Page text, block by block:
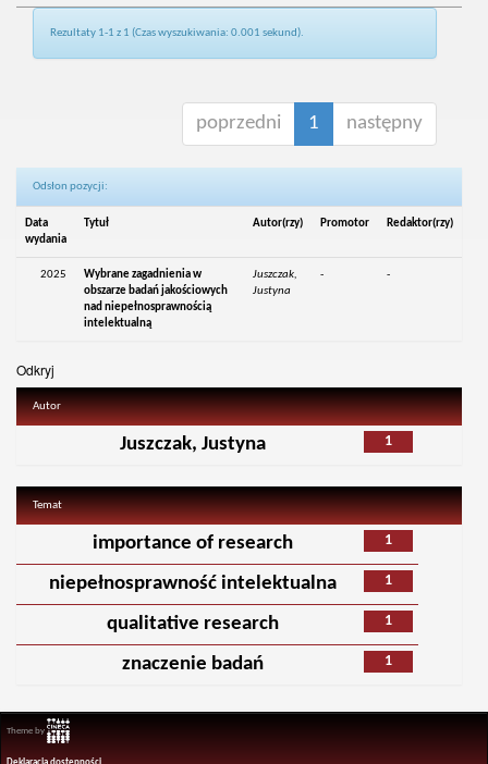
Rezultaty 1-1 z 1 (Czas wyszukiwania: 0.001 sekund).
poprzedni 1 następny
Odsłon pozycji:
Data
wydania
Tytuł Autor(rzy) Promotor Redaktor(rzy)
2025
Wybrane zagadnienia w
obszarze badań jakościowych
nad niepełnosprawnością
intelektualną
Juszczak,
Justyna
- -
Odkryj
Autor
1
Juszczak, Justyna
Temat
1
importance of research
1
niepełnosprawność intelektualna
1
qualitative research
1
znaczenie badań
Theme by